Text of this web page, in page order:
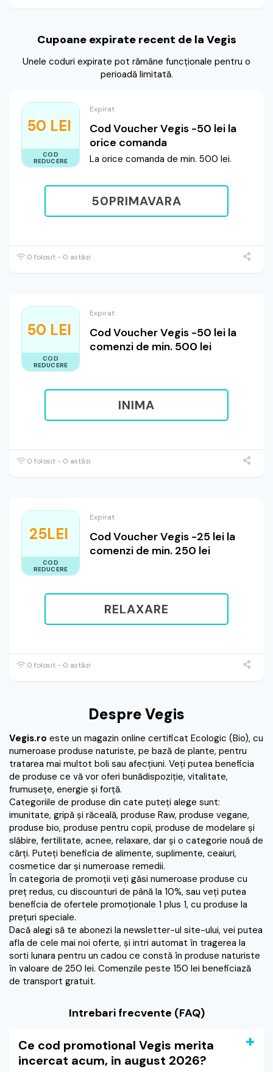
Cupoane expirate recent de la Vegis
Unele coduri expirate pot rămâne funcționale pentru o
perioadă limitată.
50 LEI
COD
REDUCERE
Expirat
Cod Voucher Vegis -50 lei la
orice comanda
La orice comanda de min. 500 lei.
50PRIMAVARA
0 folosit - 0 astăzi
50 LEI
COD
REDUCERE
Expirat
Cod Voucher Vegis -50 lei la
comenzi de min. 500 lei
INIMA
0 folosit - 0 astăzi
25LEI
COD
REDUCERE
Expirat
Cod Voucher Vegis -25 lei la
comenzi de min. 250 lei
RELAXARE
0 folosit - 0 astăzi
Despre Vegis
Vegis.ro este un magazin online certificat Ecologic (Bio), cu
numeroase produse naturiste, pe bază de plante, pentru
tratarea mai multot boli sau afecţiuni. Veţi putea beneficia
de produse ce vă vor oferi bunădispoziţie, vitalitate,
frumuseţe, energie şi forţă.
Categoriile de produse din cate puteţi alege sunt:
imunitate, gripă şi răceală, produse Raw, produse vegane,
produse bio, produse pentru copii, produse de modelare şi
slăbire, fertilitate, acnee, relaxare, dar şi o categorie nouă de
cărţi. Puteţi beneficia de alimente, suplimente, ceaiuri,
cosmetice dar şi numeroase remedii.
În categoria de promoţii veţi găsi numeroase produse cu
preţ redus, cu discounturi de până la 10%, sau veţi putea
beneficia de ofertele promoţionale 1 plus 1, cu produse la
preţuri speciale.
Dacă alegi să te abonezi la newsletter-ul site-ului, vei putea
afla de cele mai noi oferte, şi intri automat în tragerea la
sorti lunara pentru un cadou ce constă în produse naturiste
în valoare de 250 lei. Comenzile peste 150 lei beneficiază
de transport gratuit.
Intrebari frecvente (FAQ)
Ce cod promotional Vegis merita
incercat acum, in august 2026?